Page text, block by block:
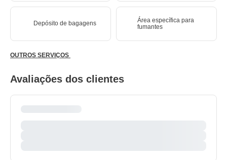
Depósito de bagagens
Área específica para
fumantes
OUTROS SERVIÇOS
Avaliações dos clientes